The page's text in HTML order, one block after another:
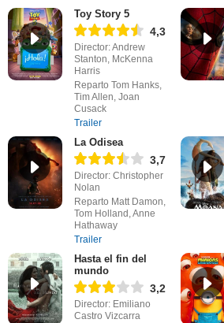
Toy Story 5
4,3
Director: Andrew
Stanton, McKenna
Harris
Reparto Tom Hanks,
Tim Allen, Joan
Cusack
Trailer
La Odisea
3,7
Director: Christopher
Nolan
Reparto Matt Damon,
Tom Holland, Anne
Hathaway
Trailer
Hasta el fin del
mundo
3,2
Director: Emiliano
Castro Vizcarra